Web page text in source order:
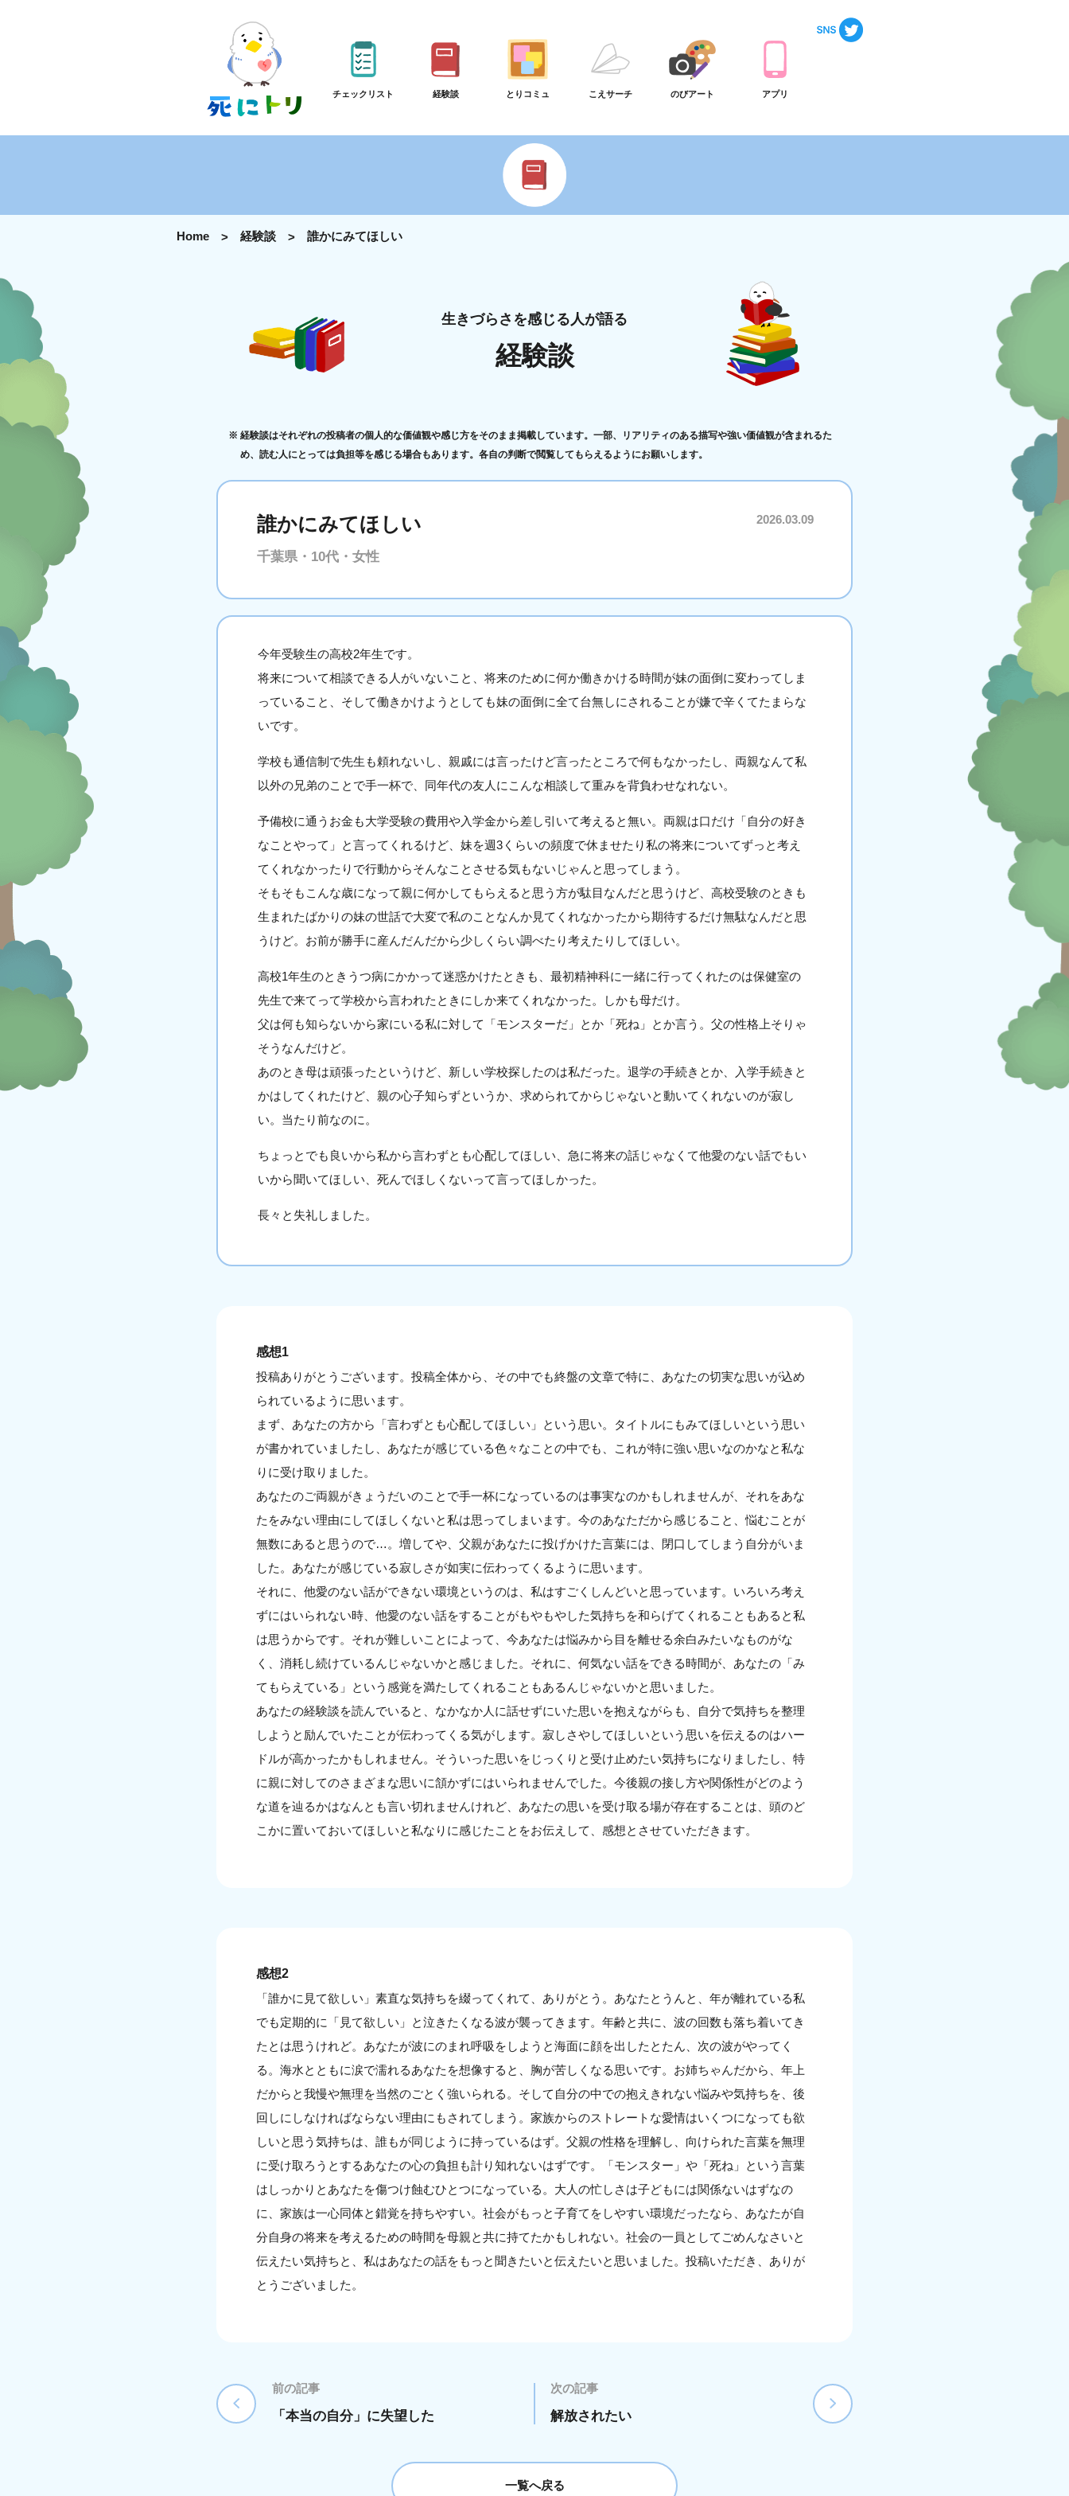
チェックリスト 経験談 とりコミュ こえサーチ のびアート アプリ
Home 経験談 誰かにみてほしい
生きづらさを感じる人が語る
経験談
経験談はそれぞれの投稿者の個人的な価値観や感じ方をそのまま掲載しています。一部、リアリティのある描写や強い価値観が含まれるた
め、読む人にとっては負担等を感じる場合もあります。各自の判断で閲覧してもらえるようにお願いします。
誰かにみてほしい 2026.03.09
千葉県・10代・女性
今年受験生の高校2年生です。
将来について相談できる人がいないこと、将来のために何か働きかける時間が妹の面倒に変わってしま
っていること、そして働きかけようとしても妹の面倒に全て台無しにされることが嫌で辛くてたまらな
いです。
学校も通信制で先生も頼れないし、親戚には言ったけど言ったところで何もなかったし、両親なんて私
以外の兄弟のことで手一杯で、同年代の友人にこんな相談して重みを背負わせなれない。
予備校に通うお金も大学受験の費用や入学金から差し引いて考えると無い。両親は口だけ「自分の好き
なことやって」と言ってくれるけど、妹を週3くらいの頻度で休ませたり私の将来についてずっと考え
てくれなかったりで行動からそんなことさせる気もないじゃんと思ってしまう。
そもそもこんな歳になって親に何かしてもらえると思う方が駄目なんだと思うけど、高校受験のときも
生まれたばかりの妹の世話で大変で私のことなんか見てくれなかったから期待するだけ無駄なんだと思
うけど。お前が勝手に産んだんだから少しくらい調べたり考えたりしてほしい。
高校1年生のときうつ病にかかって迷惑かけたときも、最初精神科に一緒に行ってくれたのは保健室の
先生で来てって学校から言われたときにしか来てくれなかった。しかも母だけ。
父は何も知らないから家にいる私に対して「モンスターだ」とか「死ね」とか言う。父の性格上そりゃ
そうなんだけど。
あのとき母は頑張ったというけど、新しい学校探したのは私だった。退学の手続きとか、入学手続きと
かはしてくれたけど、親の心子知らずというか、求められてからじゃないと動いてくれないのが寂し
い。当たり前なのに。
ちょっとでも良いから私から言わずとも心配してほしい、急に将来の話じゃなくて他愛のない話でもい
いから聞いてほしい、死んでほしくないって言ってほしかった。
長々と失礼しました。
感想1
投稿ありがとうございます。投稿全体から、その中でも終盤の文章で特に、あなたの切実な思いが込め
られているように思います。
まず、あなたの方から「言わずとも心配してほしい」という思い。タイトルにもみてほしいという思い
が書かれていましたし、あなたが感じている色々なことの中でも、これが特に強い思いなのかなと私な
りに受け取りました。
あなたのご両親がきょうだいのことで手一杯になっているのは事実なのかもしれませんが、それをあな
たをみない理由にしてほしくないと私は思ってしまいます。今のあなただから感じること、悩むことが
無数にあると思うので…。増してや、父親があなたに投げかけた言葉には、閉口してしまう自分がいま
した。あなたが感じている寂しさが如実に伝わってくるように思います。
それに、他愛のない話ができない環境というのは、私はすごくしんどいと思っています。いろいろ考え
ずにはいられない時、他愛のない話をすることがもやもやした気持ちを和らげてくれることもあると私
は思うからです。それが難しいことによって、今あなたは悩みから目を離せる余白みたいなものがな
く、消耗し続けているんじゃないかと感じました。それに、何気ない話をできる時間が、あなたの「み
てもらえている」という感覚を満たしてくれることもあるんじゃないかと思いました。
あなたの経験談を読んでいると、なかなか人に話せずにいた思いを抱えながらも、自分で気持ちを整理
しようと励んでいたことが伝わってくる気がします。寂しさやしてほしいという思いを伝えるのはハー
ドルが高かったかもしれません。そういった思いをじっくりと受け止めたい気持ちになりましたし、特
に親に対してのさまざまな思いに頷かずにはいられませんでした。今後親の接し方や関係性がどのよう
な道を辿るかはなんとも言い切れませんけれど、あなたの思いを受け取る場が存在することは、頭のど
こかに置いておいてほしいと私なりに感じたことをお伝えして、感想とさせていただきます。
感想2
「誰かに見て欲しい」素直な気持ちを綴ってくれて、ありがとう。あなたとうんと、年が離れている私
でも定期的に「見て欲しい」と泣きたくなる波が襲ってきます。年齢と共に、波の回数も落ち着いてき
たとは思うけれど。あなたが波にのまれ呼吸をしようと海面に顔を出したとたん、次の波がやってく
る。海水とともに涙で濡れるあなたを想像すると、胸が苦しくなる思いです。お姉ちゃんだから、年上
だからと我慢や無理を当然のごとく強いられる。そして自分の中での抱えきれない悩みや気持ちを、後
回しにしなければならない理由にもされてしまう。家族からのストレートな愛情はいくつになっても欲
しいと思う気持ちは、誰もが同じように持っているはず。父親の性格を理解し、向けられた言葉を無理
に受け取ろうとするあなたの心の負担も計り知れないはずです。「モンスター」や「死ね」という言葉
はしっかりとあなたを傷つけ蝕むひとつになっている。大人の忙しさは子どもには関係ないはずなの
に、家族は一心同体と錯覚を持ちやすい。社会がもっと子育てをしやすい環境だったなら、あなたが自
分自身の将来を考えるための時間を母親と共に持てたかもしれない。社会の一員としてごめんなさいと
伝えたい気持ちと、私はあなたの話をもっと聞きたいと伝えたいと思いました。投稿いただき、ありが
とうございました。
前の記事
「本当の自分」に失望した
次の記事
解放されたい
一覧へ戻る